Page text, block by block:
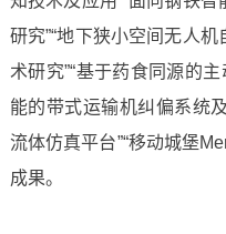
研究”“地下狭小空间无人
术研究”“基于药食同源的
能的带式运输机纠偏系统
流体仿真平台”“移动城堡
成果。